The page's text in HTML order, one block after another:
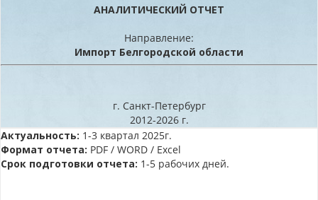
АНАЛИТИЧЕСКИЙ ОТЧЕТ
Направление:
Импорт Белгородской области
г. Санкт-Петербург
2012-2026 г.
Актуальность: 1-3 квартал 2025г.
Формат отчета: PDF / WORD / Excel
Срок подготовки отчета: 1-5 рабочих дней.